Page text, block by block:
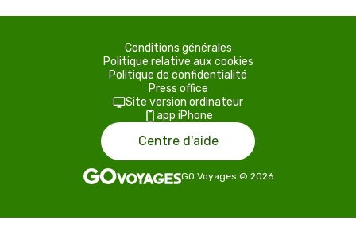
Conditions générales
Politique relative aux cookies
Politique de confidentialité
Press office
Site version ordinateur
app iPhone
Centre d'aide
GO Voyages © 2026